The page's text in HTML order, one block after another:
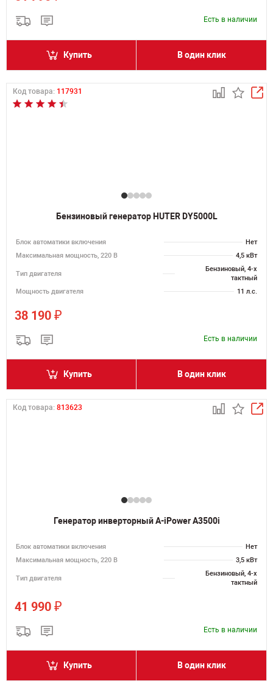
Есть в наличии
Купить В один клик
Код товара: 117931
Бензиновый генератор HUTER DY5000L
Блок автоматики включения
Нет
Максимальная мощность, 220 В
4,5 кВт
Тип двигателя
Бензиновый, 4-х
тактный
Мощность двигателя
11 л.с.
38 190 ₽
Есть в наличии
Купить В один клик
Код товара: 813623
Генератор инверторный A-iPower A3500i
Блок автоматики включения
Нет
Максимальная мощность, 220 В
3,5 кВт
Тип двигателя
Бензиновый, 4-х
тактный
41 990 ₽
Есть в наличии
Купить В один клик